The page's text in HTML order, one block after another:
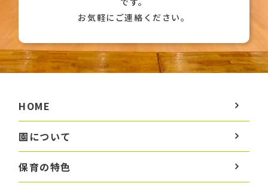
お気軽にご連絡ください。
HOME
園について
保育の特色